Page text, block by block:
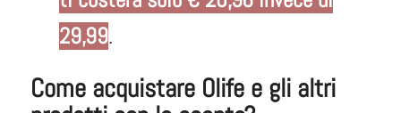
29,99.
Come acquistare Olife e gli altri